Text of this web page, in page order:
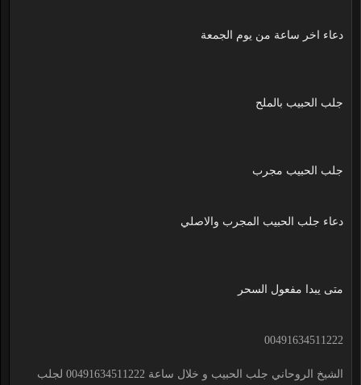
دعاء اخر ساعة من يوم الجمعة
جلب الحبيب بالملح
جلب الحبيب مجرب
دعاء جلب الحبيب المجرب والاصلي
متى يبدا مفعول السحر
00491634511222
الشيخ الروحاني جلب الحبيب و خلال ساعة 00491634511222 لجلب